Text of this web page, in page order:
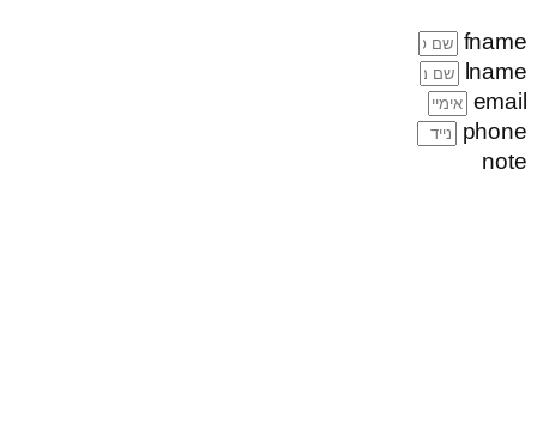
fname
lname
email
phone
note